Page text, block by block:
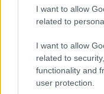
I want to allow
related to
I want to allow
related to
functionality and
user protection.